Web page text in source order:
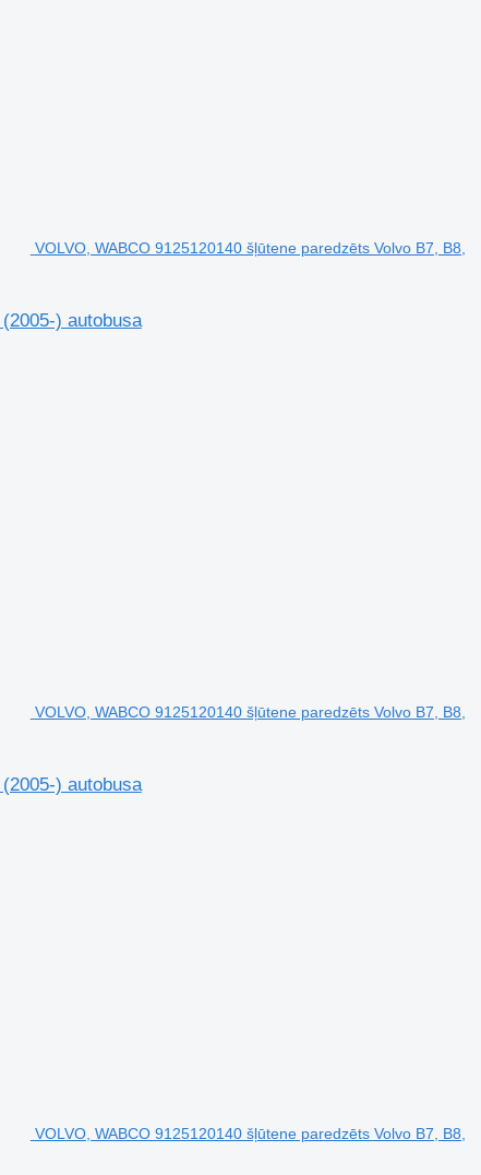
VOLVO, WABCO 9125120140 šļūtene paredzēts Volvo B7, B8,
) autobusa
VOLVO, WABCO 9125120140 šļūtene paredzēts Volvo B7, B8,
) autobusa
VOLVO, WABCO 9125120140 šļūtene paredzēts Volvo B7, B8,